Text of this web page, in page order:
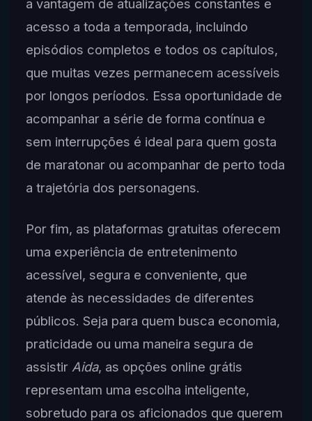
a vantagem de atualizações constantes e
acesso a toda a temporada, incluindo
episódios completos e todos os capítulos,
que muitas vezes permanecem acessíveis
por longos períodos. Essa oportunidade de
acompanhar a série de forma contínua e
sem interrupções é ideal para quem gosta
de maratonar ou acompanhar de perto toda
a trajetória dos personagens.
Por fim, as plataformas gratuitas oferecem
uma experiência de entretenimento
acessível, segura e conveniente, que
atende às necessidades de diferentes
públicos. Seja para quem busca economia,
praticidade ou uma maneira segura de
assistir Aida, as opções online grátis
representam uma escolha inteligente,
sobretudo para os aficionados que querem